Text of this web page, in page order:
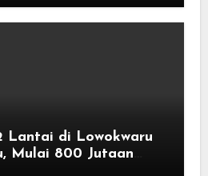
Lantai di Lowokwaru
Mulai 800 Jutaan